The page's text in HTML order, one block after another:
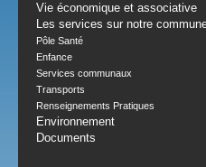
Vie économique et associative
Les services sur notre
Pôle Santé
Enfance
Services communaux
Transports
Renseignements Pratiques
Environnement
Documents